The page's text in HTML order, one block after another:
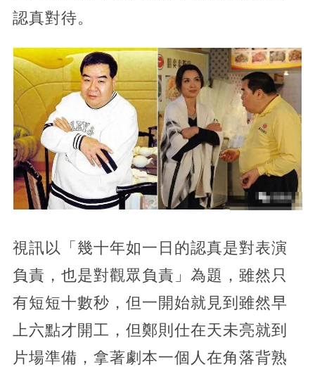
認真對待。
視訊以「幾十年如一日的認真是對表演
負責，也是對觀眾負責」為題，雖然只
有短短十數秒，但一開始就見到雖然早
上六點才開工，但鄭則仕在天未亮就到
片場準備，拿著劇本一個人在角落背熟